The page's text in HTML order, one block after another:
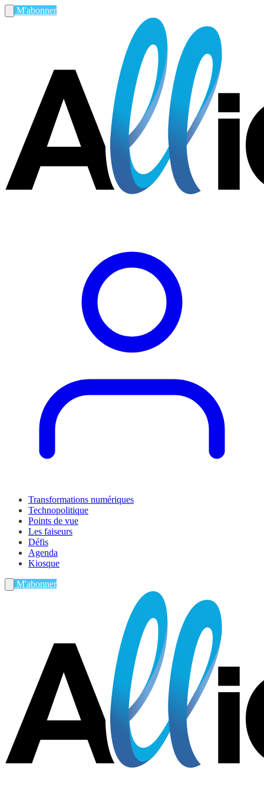
M'abonner
Transformations numériques
Technopolitique
Points de vue
Les faiseurs
Défis
Agenda
Kiosque
M'abonner